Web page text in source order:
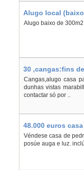
Alugo local
Alugo baixo de
30 ,cangas:fins
Cangas,alugo casa
dunhas vistas
contactar só por ..
48.000 euros
Lemos
Véndese casa de
posúe auga e luz.